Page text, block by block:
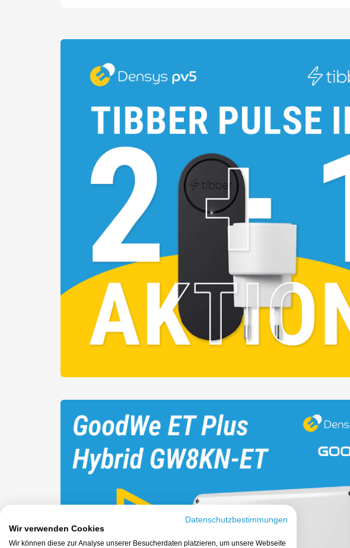
Datenschutzbestimmungen
Wir verwenden Cookies
Wir können diese zur Analyse unserer Besucherdaten platzieren, um unsere Webseite